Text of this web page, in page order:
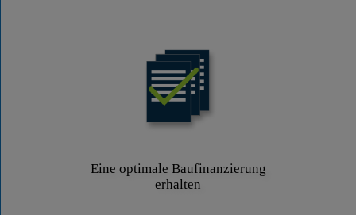
Eine optimale Baufinanzierung
erhalten